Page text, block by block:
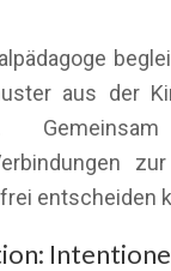
aus der
zur
entscheiden